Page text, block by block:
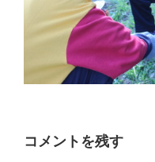
コメントを残す